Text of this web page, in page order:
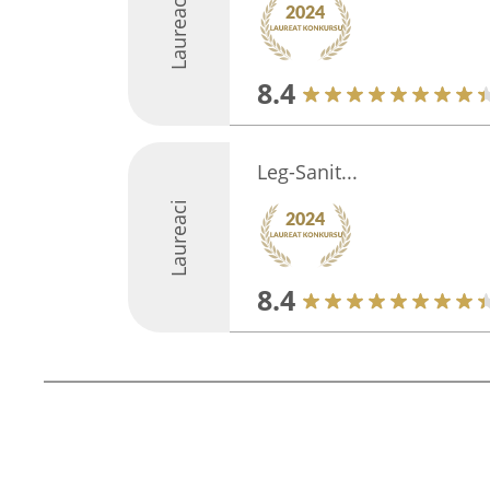
Laureaci
8.4
Laureaci
Leg-Sanit...
8.4